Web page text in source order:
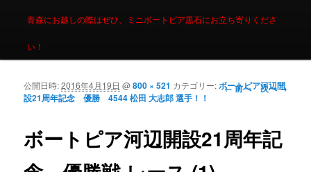
青森にお越しの際はぜひ、ミニボートピア黒石にお立ち寄りくださ
い！
画像ナビゲーシ
← 前へ 次へ →
ボートピア河辺開設21周年記
公開日時:2016年4月19日 @800 × 521 カテゴリー: ボートピア河辺開
設21周年記念 優勝 4544 松田 大志郎 選手！！